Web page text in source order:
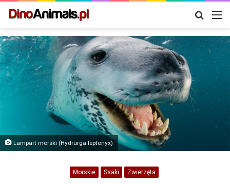
Szukaj
Lampart morski (Hydrurga leptonyx)
Morskie Ssaki Zwierzęta